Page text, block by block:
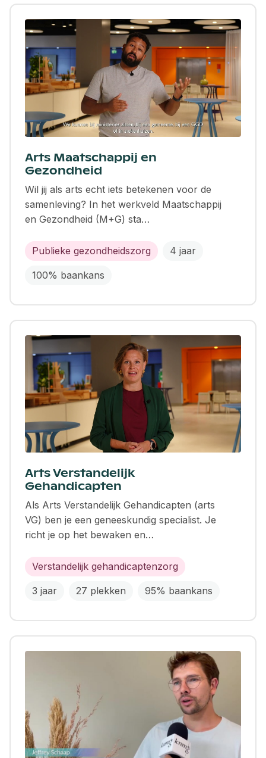
Arts Maatschappij en
Gezondheid
Wil jij als arts echt iets betekenen voor de
samenleving? In het werkveld Maatschappij
en Gezondheid (M+G) sta…
Publieke gezondheidszorg 4 jaar
100% baankans
Arts Verstandelijk
Gehandicapten
Als Arts Verstandelijk Gehandicapten (arts
VG) ben je een geneeskundig specialist. Je
richt je op het bewaken en…
Verstandelijk gehandicaptenzorg
3 jaar 27 plekken 95% baankans